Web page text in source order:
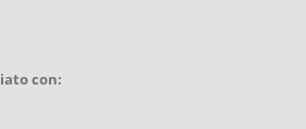
con: